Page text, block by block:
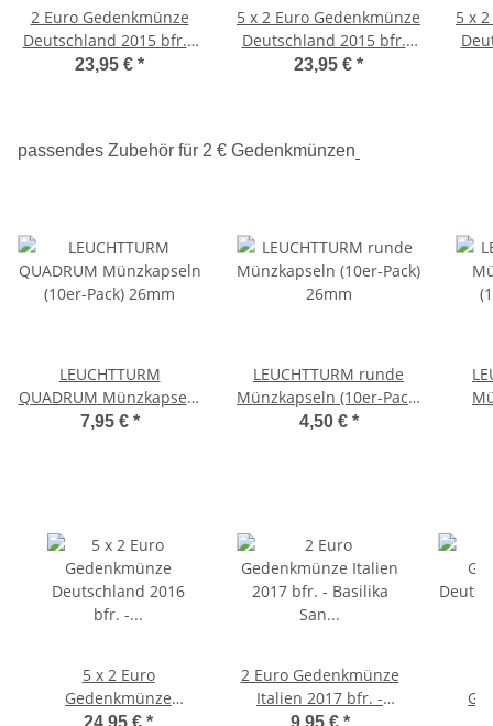
2 Euro Gedenkmünze
Deutschland 2015 bfr. -
30 Jahre EU-Flagge (A-J)
23,95 € *
5 x 2 Euro Gedenkmünze
Deutschland 2015 bfr. -
Paulskirche (A-J)
23,95 € *
5 x
passendes Zubehör für 2 € Gedenkmünzen
LEUCHTTURM
QUADRUM Münzkapseln
(10er-Pack) 26mm
7,95 € *
LEUCHTTURM runde
Münzkapseln (10er-Pack)
26mm
4,50 € *
5 x 2 Euro
Gedenkmünze
Deutschland 2016 bfr.
24,95 € *
2 Euro Gedenkmünze
Italien 2017 bfr. -
Basilika San Marco in
9,95 € *